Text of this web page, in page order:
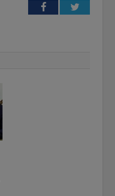
FacebookTwitter